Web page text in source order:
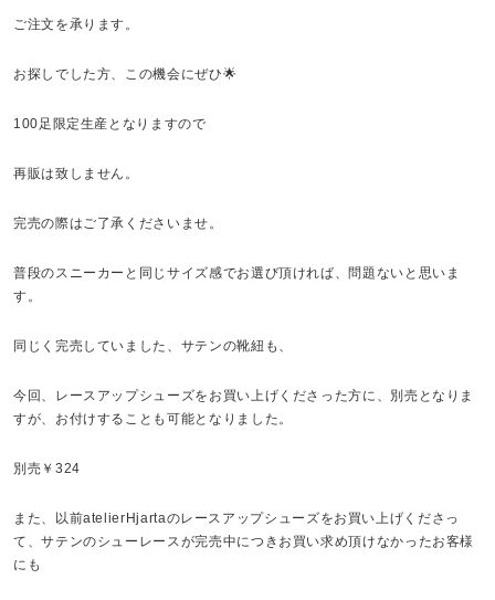
ご注文を承ります。
お探しでした方、この機会にぜひ🌟
100足限定生産となりますので
再販は致しません。
完売の際はご了承くださいませ。
普段のスニーカーと同じサイズ感でお選び頂ければ、問題ないと思いま
す。
同じく完売していました、サテンの靴紐も、
今回、レースアップシューズをお買い上げくださった方に、別売となりま
すが、お付けすることも可能となりました。
別売￥324
また、以前atelierHjartaのレースアップシューズをお買い上げくださっ
て、サテンのシューレースが完売中につきお買い求め頂けなかったお客様
にも